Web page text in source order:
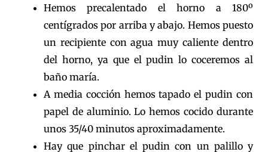
Hemos precalentado el horno a 180º
centígrados por arriba y abajo. Hemos puesto
un recipiente con agua muy caliente dentro
del horno, ya que el pudin lo coceremos al
baño maría.
A media cocción hemos tapado el pudin con
papel de aluminio. Lo hemos cocido durante
unos 35/40 minutos aproximadamente.
Hay que pinchar el pudin con un palillo y